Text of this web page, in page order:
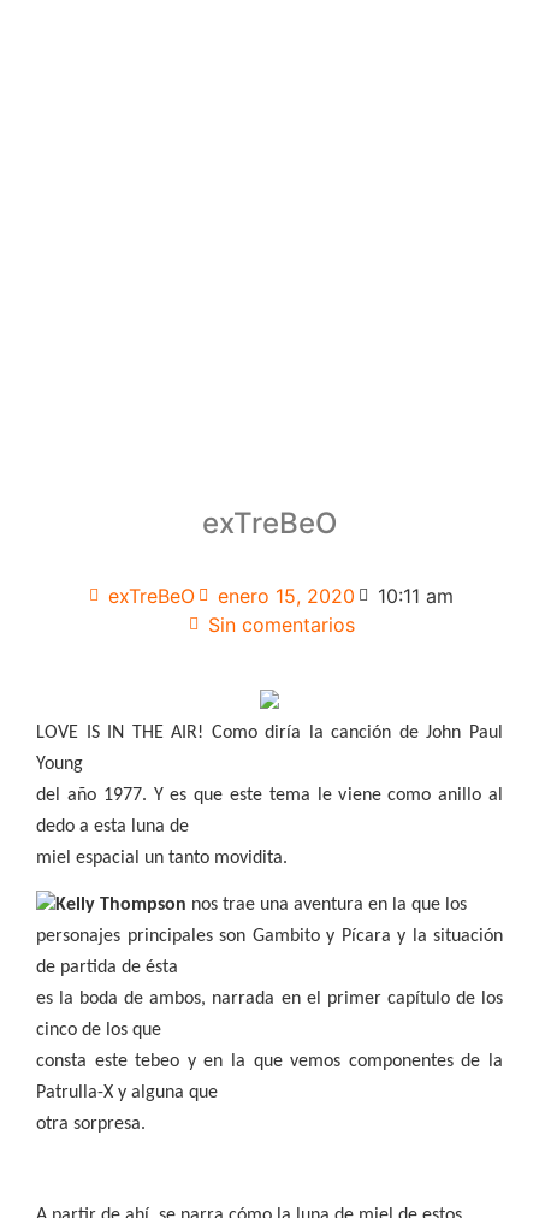
exTreBeO
exTreBeO enero 15, 2020
10:11 am
Sin comentarios
LOVE IS IN THE AIR! Como diría la canción de John Paul
Young
del año 1977. Y es que este tema le viene como anillo al
dedo a esta luna de
miel espacial un tanto movidita.
Kelly Thompson nos trae una aventura en la que los
personajes principales son Gambito y Pícara y la situación
de partida de ésta
es la boda de ambos, narrada en el primer capítulo de los
cinco de los que
consta este tebeo y en la que vemos componentes de la
Patrulla-X y alguna que
otra sorpresa.